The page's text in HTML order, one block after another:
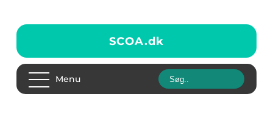
SCOA.dk
Menu